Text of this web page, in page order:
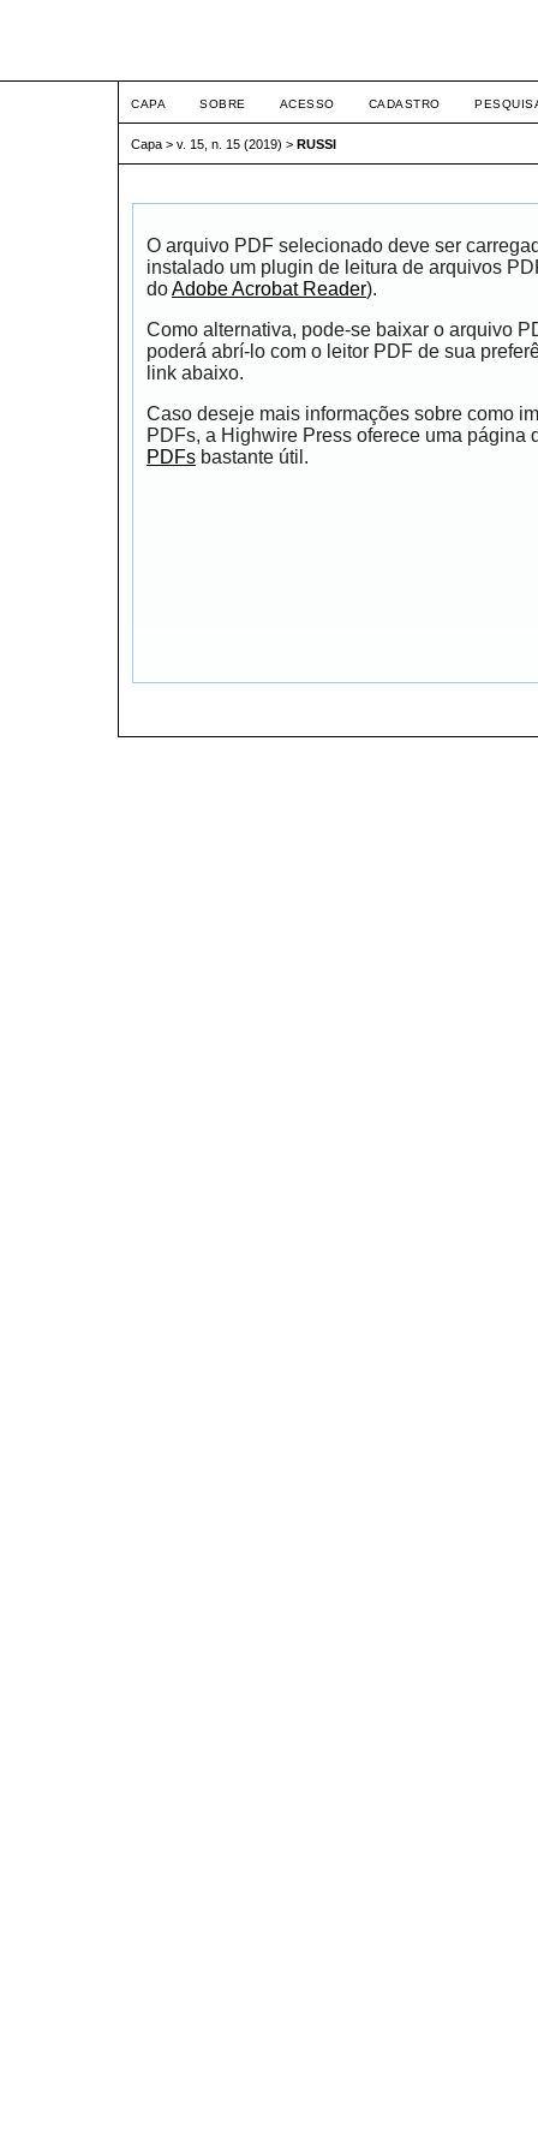
CAPA SOBRE ACESSO CADASTRO
Capa > v. 15, n. 15 (2019) > RUSSI
O arquivo PDF selecionado deve ser
instalado um plugin de leitura de arquivos
doAdobe Acrobat Reader).
Como alternativa, pode-se baixar o arquivo
poderá abrí-lo com o leitor PDF de sua
link abaixo.
Caso deseje mais informações sobre como
PDFs, a Highwire Press oferece uma página
PDFs bastante útil.